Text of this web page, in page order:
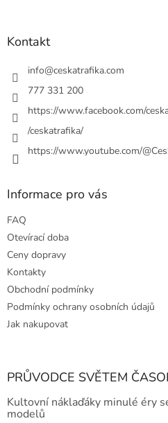
Kontakt
info@ceskatrafika.com
777 331 200
https://www.facebook.com/
/ceskatrafika/
https://www.youtube.com/
Informace pro vás
FAQ
Otevírací doba
Ceny dopravy
Kontakty
Obchodní podmínky
Podmínky ochrany osobních údajů
Jak nakupovat
PRŮVODCE SVĚTEM
Kultovní náklaďáky minulé éry
modelů